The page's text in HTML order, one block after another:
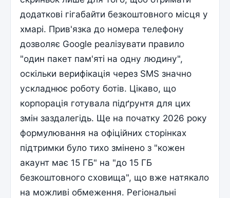
додаткові гігабайти безкоштовного місця у
хмарі. Прив'язка до номера телефону
дозволяє Google реалізувати правило
"один пакет пам'яті на одну людину",
оскільки верифікація через SMS значно
ускладнює роботу ботів. Цікаво, що
корпорація готувала підґрунтя для цих
змін заздалегідь. Ще на початку 2026 року
формулювання на офіційних сторінках
підтримки було тихо змінено з "кожен
акаунт має 15 ГБ" на "до 15 ГБ
безкоштовного сховища", що вже натякало
на можливі обмеження. Регіональні